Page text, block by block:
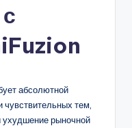
абсолютной
тем,
ухудшение рыночной